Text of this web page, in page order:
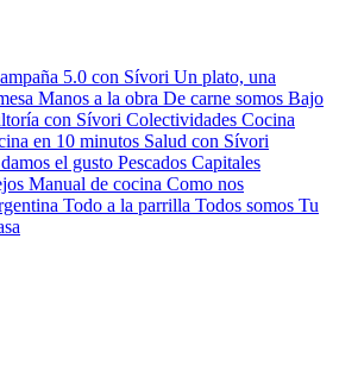
5.0 con Sívori Un plato, una
Manos a la obra De carne somos Bajo
con Sívori Colectividades Cocina
en 10 minutos Salud con Sívori
el gusto Pescados Capitales
Manual de cocina Como nos
Todo a la parrilla Todos somos Tu